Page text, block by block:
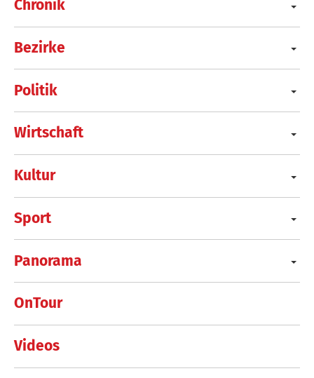
Chronik
Bezirke
Politik
Wirtschaft
Kultur
Sport
Panorama
OnTour
Videos